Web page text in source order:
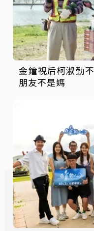
金鐘視后柯淑勤不教女兒
朋友不是媽